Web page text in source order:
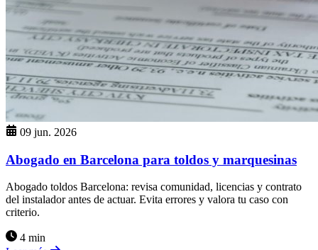
09 jun. 2026
Abogado en Barcelona para toldos y marquesinas
Abogado toldos Barcelona: revisa comunidad, licencias y contrato
del instalador antes de actuar. Evita errores y valora tu caso con
criterio.
4 min